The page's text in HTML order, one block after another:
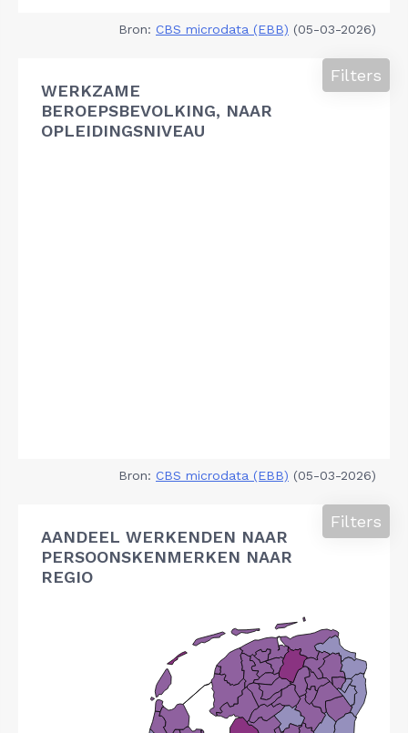
Bron: CBS microdata (EBB) (05-03-2026)
WERKZAME
BEROEPSBEVOLKING, NAAR
OPLEIDINGSNIVEAU
Filters
Bron: CBS microdata (EBB) (05-03-2026)
AANDEEL WERKENDEN NAAR
PERSOONSKENMERKEN NAAR
REGIO
Filters